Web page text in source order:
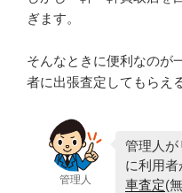
ぎます。
そんなときに便利なのが
者に出張査定してもらえ
管理人
管理人が
に利用
車査定(